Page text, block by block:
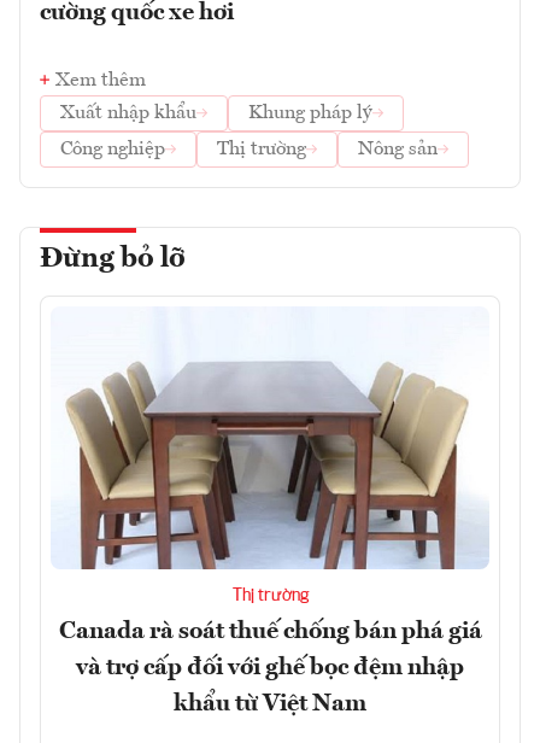
cường quốc xe hơi
Xem thêm
Xuất nhập khẩu
Khung pháp lý
Công nghiệp
Thị trường Nông sản
Đừng bỏ lỡ
Thị trường
Canada rà soát thuế chống bán phá giá
và trợ cấp đối với ghế bọc đệm nhập
khẩu từ Việt Nam